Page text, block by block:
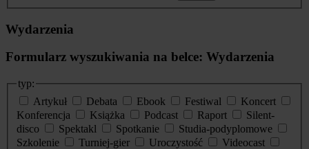
Wydarzenia
Formularz wyszukiwania na belce: Wydarzenia
typ:
Artykuł
Debata Ebook Festiwal
Koncert
Konferencja
Książka Podcast Raport
Silent-
disco
Spektakl Spotkanie
Studia-podyplomowe
Szkolenie
Turniej-gier Uroczystość
Videocast